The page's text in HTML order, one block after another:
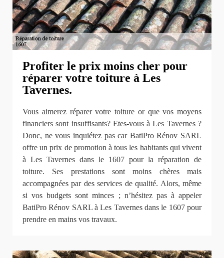
Profiter le prix moins cher pour
réparer votre toiture à Les
Tavernes.
Vous aimerez réparer votre toiture or que vos moyens
financiers sont insuffisants? Etes-vous à Les Tavernes ?
Donc, ne vous inquiétez pas car BatiPro Rénov SARL
offre un prix de promotion à tous les habitants qui vivent
à Les Tavernes dans le 1607 pour la réparation de
toiture. Ses prestations sont moins chères mais
accompagnées par des services de qualité. Alors, même
si vos budgets sont minces ; n’hésitez pas à appeler
BatiPro Rénov SARL à Les Tavernes dans le 1607 pour
prendre en mains vos travaux.